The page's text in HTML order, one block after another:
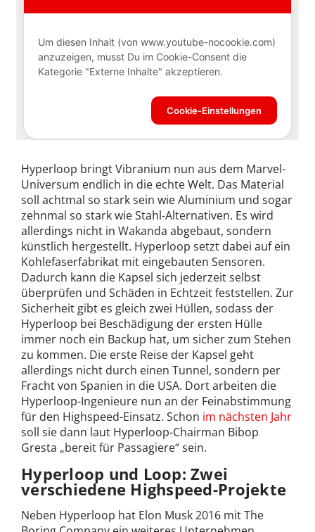
Hyperloop bringt Vibranium nun aus dem Marvel-
Universum endlich in die echte Welt. Das Material
soll achtmal so stark sein wie Aluminium und sogar
zehnmal so stark wie Stahl-Alternativen. Es wird
allerdings nicht in Wakanda abgebaut, sondern
künstlich hergestellt. Hyperloop setzt dabei auf ein
Kohlefaserfabrikat mit eingebauten Sensoren.
Dadurch kann die Kapsel sich jederzeit selbst
überprüfen und Schäden in Echtzeit feststellen. Zur
Sicherheit gibt es gleich zwei Hüllen, sodass der
Hyperloop bei Beschädigung der ersten Hülle
immer noch ein Backup hat, um sicher zum Stehen
zu kommen. Die erste Reise der Kapsel geht
allerdings nicht durch einen Tunnel, sondern per
Fracht von Spanien in die USA. Dort arbeiten die
Hyperloop-Ingenieure nun an der Feinabstimmung
für den Highspeed-Einsatz. Schon im nächsten Jahr
soll sie dann laut Hyperloop-Chairman Bibop
Gresta „bereit für Passagiere“ sein.
Hyperloop und Loop: Zwei
verschiedene Highspeed-Projekte
Neben Hyperloop hat Elon Musk 2016 mit The